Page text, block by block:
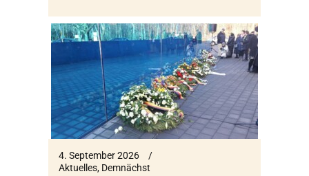
4. September 2026
Aktuelles, Demnächst